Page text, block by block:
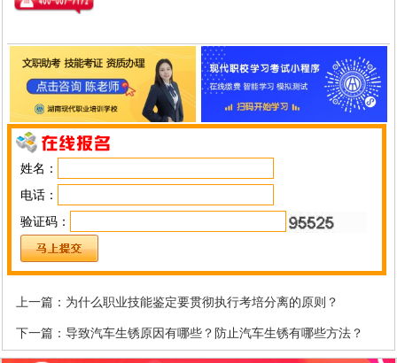
姓名：
电话：
验证码：
上一篇： 为什么职业技能鉴定要贯彻执行考培分离的原则？
下一篇： 导致汽车生锈原因有哪些？防止汽车生锈有哪些方法？